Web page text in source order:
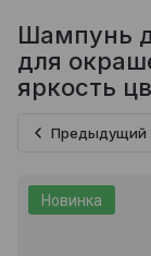
Шампунь
для
яркость
Предыдущий
Новинка